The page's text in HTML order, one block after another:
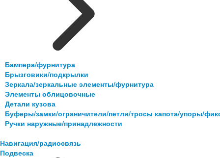
Бампера/фурнитура
Брызговики/подкрылки
Зеркала/зеркальные элементы/фурнитура
Элементы облицовочные
Детали кузова
Буферы/замки/ограничители/петли/тросы капота/упоры/
Ручки наружные/принадлежности
Навигация/радиосвязь
Подвеска